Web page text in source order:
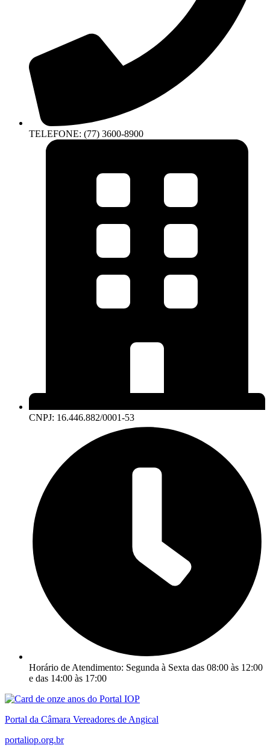
TELEFONE: (77) 3600-8900
CNPJ: 16.446.882/0001-53
Horário de Atendimento: Segunda à Sexta das 08:00 às 12:00
e das 14:00 às 17:00
Portal da Câmara Vereadores de Angical
portaliop.org.br